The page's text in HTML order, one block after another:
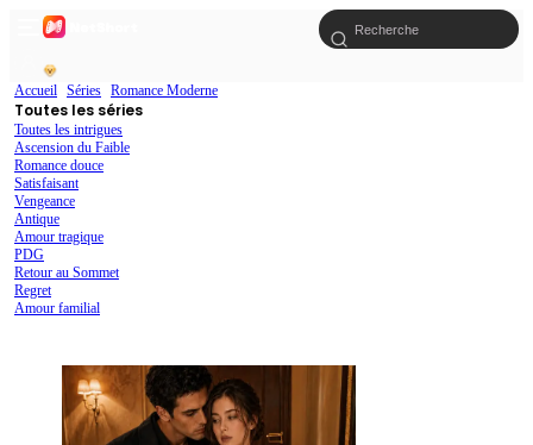
Accueil Séries Romance Moderne
Toutes les séries
Toutes les intrigues
Ascension du Faible
Romance douce
Satisfaisant
Vengeance
Antique
Amour tragique
PDG
Retour au Sommet
Regret
Amour familial